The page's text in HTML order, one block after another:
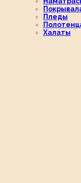
Пледы
Халаты